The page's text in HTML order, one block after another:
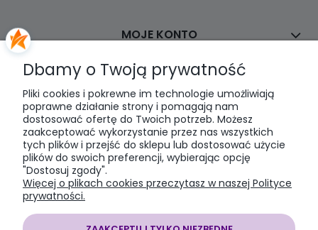
MOJE KONTO
PŁATNOŚCI I DOSTAWA
INFORMACJE
O NAS
Dbamy o Twoją prywatność
Pliki cookies i pokrewne im technologie umożliwiają
poprawne działanie strony i pomagają nam
dostosować ofertę do Twoich potrzeb. Możesz
zaakceptować wykorzystanie przez nas wszystkich
tych plików i przejść do sklepu lub dostosować użycie
plików do swoich preferencji, wybierając opcję
"Dostosuj zgody".
Więcej o plikach cookies przeczytasz w naszej Polityce
prywatności.